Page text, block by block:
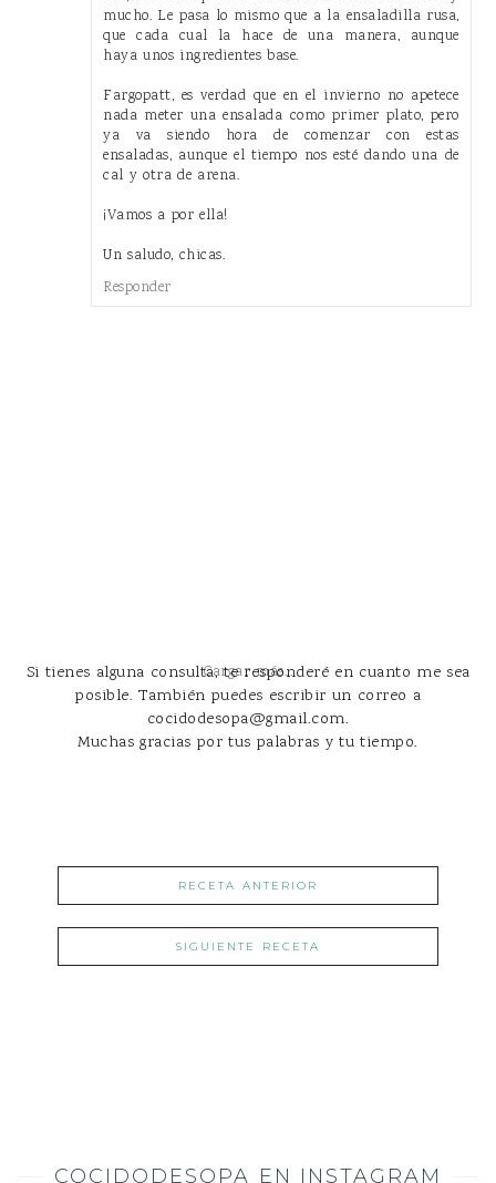
mucho. Le pasa lo mismo que a la ensaladilla rusa,
que cada cual la hace de una manera, aunque
haya unos ingredientes base.
Fargopatt, es verdad que en el invierno no apetece
nada meter una ensalada como primer plato, pero
ya va siendo hora de comenzar con estas
ensaladas, aunque el tiempo nos esté dando una de
cal y otra de arena.
¡Vamos a por ella!
Un saludo, chicas.
Responder
Cargar más...
Si tienes alguna consulta, te responderé en cuanto me sea
posible. También puedes escribir un correo a
cocidodesopa@gmail.com.
Muchas gracias por tus palabras y tu tiempo.
RECETA ANTERIOR
SIGUIENTE RECETA
COCIDODESOPA EN INSTAGRAM